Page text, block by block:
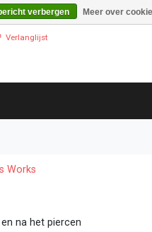
verbergen Meer over
Verlanglijst
Works
na het piercen